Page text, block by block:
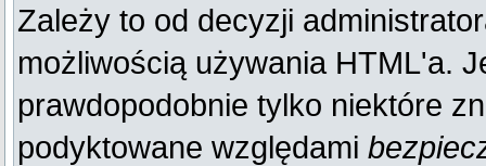
Zależy to od decyzji
możliwością używania HTML'a.
prawdopodobnie tylko niektóre
podyktowane względami